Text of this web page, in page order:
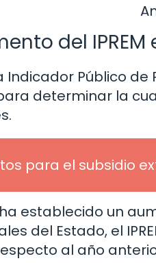
del IPREM
Indicador Público
determinar la
para el subsidio
establecido un
del Estado, el
al año